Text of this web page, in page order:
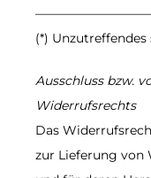
(*) Unzutreffendes
Ausschluss bzw.
Widerrufsrechts
Das
zur Lieferung von